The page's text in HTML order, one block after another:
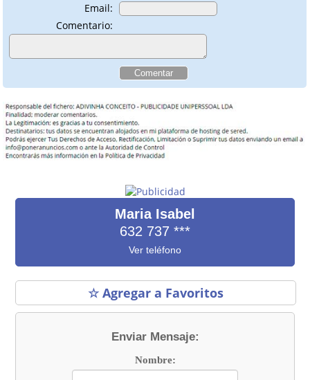
Email:
Comentario:
Maria Isabel
632 737***
Ver teléfono
☆ Agregar a Favoritos
Enviar Mensaje:
Nombre: